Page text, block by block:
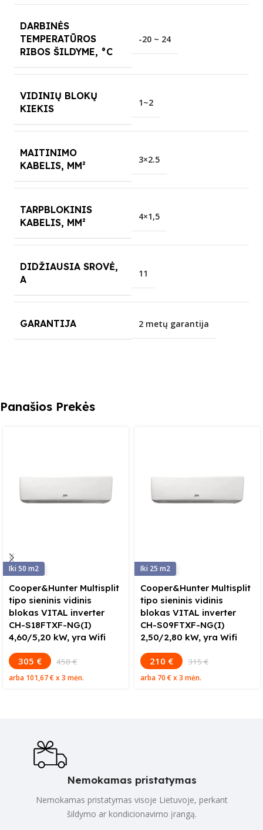
DARBINĖS
TEMPERATŪROS
RIBOS ŠILDYME, °C
-20 ~ 24
VIDINIŲ BLOKŲ
KIEKIS
1~2
MAITINIMO
KABELIS, MM²
3×2.5
TARPBLOKINIS
KABELIS, MM²
4×1,5
DIDŽIAUSIA SROVĖ,
A
11
GARANTIJA 2 metų garantija
Panašios Prekės
50
Cooper&Hunter Multisplit
tipo sieninis vidinis
blokas VITAL inverter
CH-S18FTXF-NG(I)
4,60/5,20 kW, yra Wifi
305 € 458 €
arba 101,67 €x 3 mėn.
25
Cooper&Hunter Multisplit
tipo sieninis vidinis
blokas VITAL inverter
CH-S09FTXF-NG(I)
2,50/2,80 kW, yra Wifi
210 € 315 €
arba 70 €x 3 mėn.
Nemokamas pristatymas
Nemokamas pristatymas visoje Lietuvoje, perkant
šildymo ar kondicionavimo įrangą.